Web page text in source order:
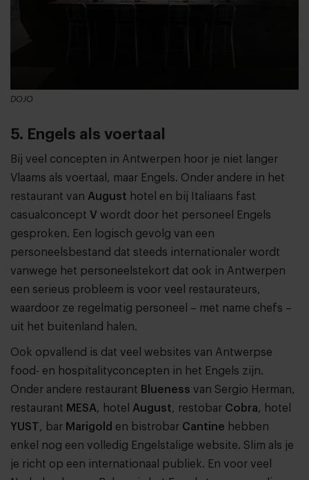
DOJO
5. Engels als voertaal
Bij veel concepten in Antwerpen hoor je niet langer
Vlaams als voertaal, maar Engels. Onder andere in het
restaurant van August hotel en bij Italiaans fast
casualconcept V wordt door het personeel Engels
gesproken. Een logisch gevolg van een
personeelsbestand dat steeds internationaler wordt
vanwege het personeelstekort dat ook in Antwerpen
een serieus probleem is voor veel restaurateurs,
waardoor ze regelmatig personeel – met name chefs –
uit het buitenland halen.
Ook opvallend is dat veel websites van Antwerpse
food- en hospitalityconcepten in het Engels zijn.
Onder andere restaurant Blueness van Sergio Herman,
restaurant MESA, hotel August, restobar Cobra, hotel
YUST, bar Marigold en bistrobar Cantine hebben
enkel nog een volledig Engelstalige website. Slim als je
je richt op een internationaal publiek. En voor veel